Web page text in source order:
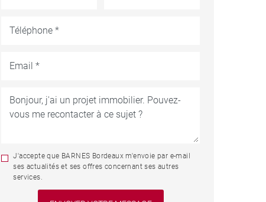
J'accepte que BARNES Bordeaux m'envoie par e-mail
ses actualités et ses offres concernant ses autres
services.